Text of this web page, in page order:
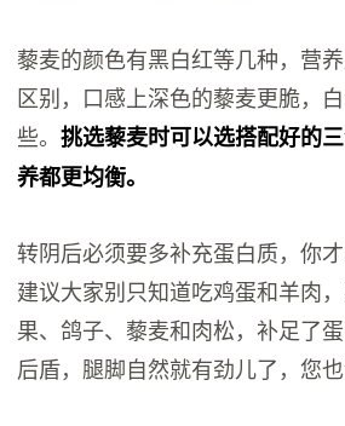
藜麦的颜色有黑白红等几种，营
区别，口感上深色的藜麦更脆，
些。挑选藜麦时可以选搭配好的
养都更均衡。
转阴后必须要多补充蛋白质，你才
建议大家别只知道吃鸡蛋和羊肉
果、鸽子、藜麦和肉松，补足了
后盾，腿脚自然就有劲儿了，您也